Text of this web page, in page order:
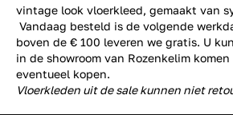
vintage look vloerkleed, gemaakt van
Vandaag besteld is de volgende
boven de € 100 leveren we gratis. U
in de showroom van Rozenkelim
eventueel kopen.
Vloerkleden uit de sale kunnen niet